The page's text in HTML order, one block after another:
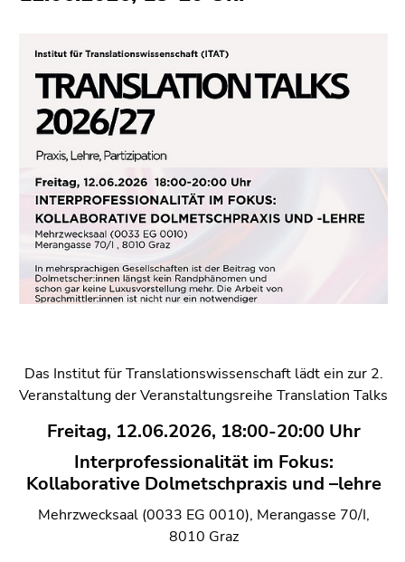
Link.
Inhalt
(Zugriffstaste
1)
Zur
Positionsanzeige
(Zugriffstaste
2)
Hauptnavigation
(Zugriffstaste
den
Zusatzinformationen
den
(Benutzer/Sprache)
Das Institut für Translationswissenschaft lädt ein zur 2.
Veranstaltung der Veranstaltungsreihe Translation Talks
Freitag, 12.06.2026, 18:00-20:00 Uhr
Interprofessionalität im Fokus:
Kollaborative Dolmetschpraxis und –lehre
Mehrzwecksaal (0033 EG 0010), Merangasse 70/I,
8010 Graz